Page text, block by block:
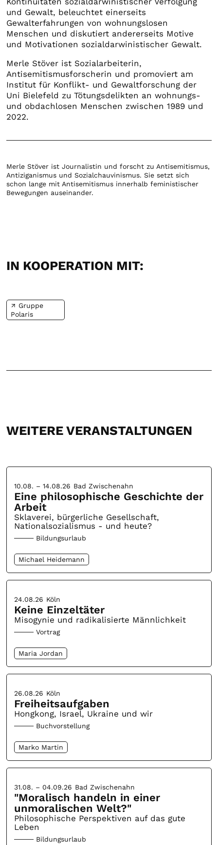
und Gewalt, beleuchtet einerseits
Gewalterfahrungen von wohnungslosen
Menschen und diskutiert andererseits Motive
und Motivationen sozialdarwinistischer Gewalt.
Merle Stöver ist Sozialarbeiterin,
Antisemitismusforscherin und promoviert am
Institut für Konflikt- und Gewaltforschung der
Uni Bielefeld zu Tötungsdelikten an wohnungs-
und obdachlosen Menschen zwischen 1989 und
2022.
Merle Stöver ist Journalistin und forscht zu Antisemitismus,
Antiziganismus und Sozialchauvinismus. Sie setzt sich
schon lange mit Antisemitismus innerhalb feministischer
Bewegungen auseinander.
IN KOOPERATION MIT:
Gruppe
Polaris
WEITERE VERANSTALTUNGEN
10.08. – 14.08.26 Bad Zwischenahn
Eine philosophische Geschichte der
Arbeit
Sklaverei, bürgerliche Gesellschaft,
Nationalsozialismus - und heute?
Bildungsurlaub
Michael Heidemann
24.08.26 Köln
Keine Einzeltäter
Misogynie und radikalisierte Männlichkeit
Vortrag
Maria Jordan
26.08.26 Köln
Freiheitsaufgaben
Hongkong, Israel, Ukraine und wir
Buchvorstellung
Marko Martin
31.08. – 04.09.26 Bad Zwischenahn
"Moralisch handeln in einer
unmoralischen Welt?"
Philosophische Perspektiven auf das gute
Leben
Bildungsurlaub